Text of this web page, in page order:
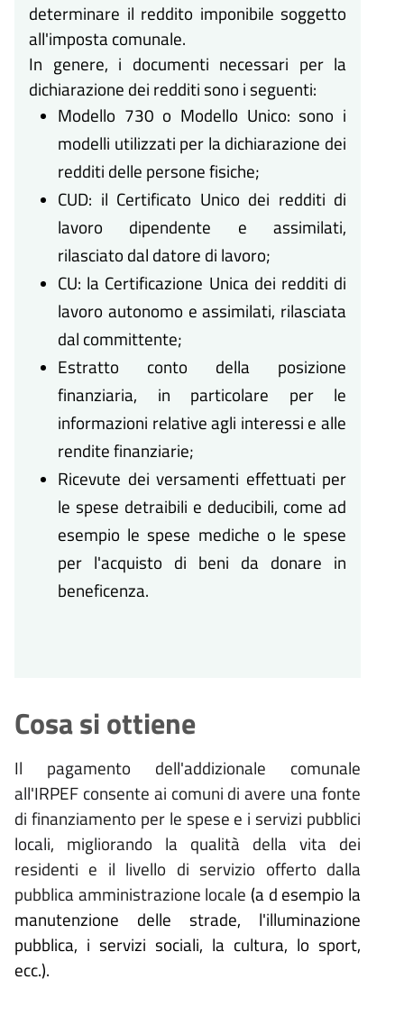
determinare il reddito imponibile soggetto
all'imposta comunale.
In genere, i documenti necessari per la
dichiarazione dei redditi sono i seguenti:
Modello 730 o Modello Unico: sono i
modelli utilizzati per la dichiarazione dei
redditi delle persone fisiche;
CUD: il Certificato Unico dei redditi di
lavoro dipendente e assimilati,
rilasciato dal datore di lavoro;
CU: la Certificazione Unica dei redditi di
lavoro autonomo e assimilati, rilasciata
dal committente;
Estratto conto della posizione
finanziaria, in particolare per le
informazioni relative agli interessi e alle
rendite finanziarie;
Ricevute dei versamenti effettuati per
le spese detraibili e deducibili, come ad
esempio le spese mediche o le spese
per l'acquisto di beni da donare in
beneficenza.
Cosa si ottiene
Il pagamento dell'addizionale comunale
all'IRPEF consente ai comuni di avere una fonte
di finanziamento per le spese e i servizi pubblici
locali, migliorando la qualità della vita dei
residenti e il livello di servizio offerto dalla
pubblica amministrazione locale (a d esempio la
manutenzione delle strade, l'illuminazione
pubblica, i servizi sociali, la cultura, lo sport,
ecc.).